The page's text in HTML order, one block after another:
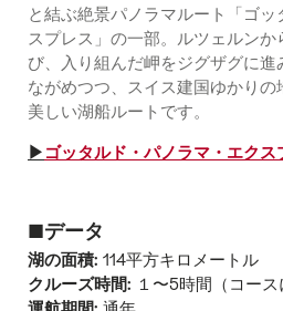
と結ぶ絶景パノラマルート「ゴ
スプレス」の一部。ルツェルン
び、入り組んだ岬をジグザグに進
ながめつつ、スイス建国ゆかりの
美しい湖船ルートです。
▶︎ ゴッタルド・パノラマ・エクス
■データ
湖の面積: 114平方キロメートル
クルーズ時間: １〜5時間（コース